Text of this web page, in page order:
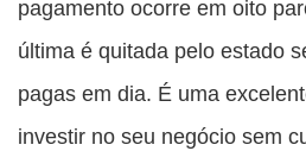
pagamento ocorre em oito
última é quitada pelo estado
pagas em dia. É uma
investir no seu negócio sem